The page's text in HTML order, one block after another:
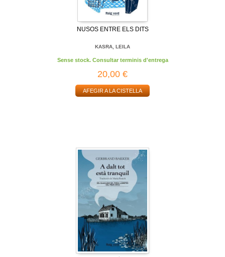
NUSOS ENTRE ELS DITS
KASRA, LEILA
Sense stock. Consultar terminis d'entrega
20,00 €
AFEGIR A LA CISTELLA